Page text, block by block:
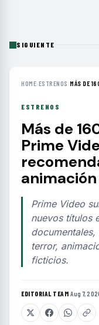
SIGUIENTE
HOME›ESTRENOS ›MÁS DE
ESTRENOS
Más de
Prime
Prime Video
nuevos títulos
terror,
ficticios.
EDITORIAL TEAM·Aug 7,